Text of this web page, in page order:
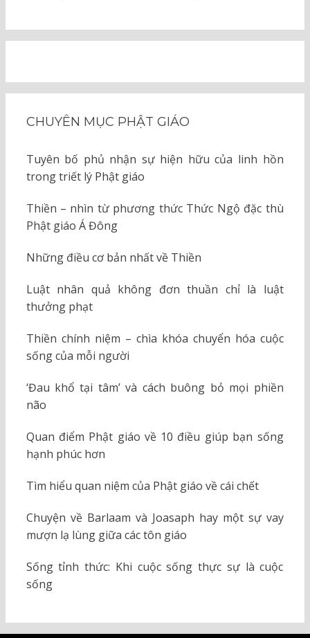
CHUYÊN MỤC PHẬT GIÁO
Tuyên bố phủ nhận sự hiện hữu của linh hồn
trong triết lý Phật giáo
Thiền – nhìn từ phương thức Thức Ngộ đặc thù
Phật giáo Á Đông
Những điều cơ bản nhất về Thiền
Luật nhân quả không đơn thuần chỉ là luật
thưởng phạt
Thiền chính niệm – chìa khóa chuyển hóa cuộc
sống của mỗi người
‘Đau khổ tại tâm’ và cách buông bỏ mọi phiền
não
Quan điểm Phật giáo về 10 điều giúp bạn sống
hạnh phúc hơn
Tìm hiểu quan niệm của Phật giáo về cái chết
Chuyện về Barlaam và Joasaph hay một sự vay
mượn lạ lùng giữa các tôn giáo
Sống tỉnh thức: Khi cuộc sống thực sự là cuộc
sống